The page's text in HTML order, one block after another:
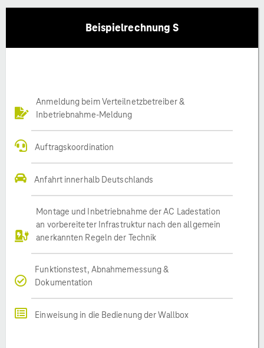
Beispielrechnung S
Anmeldung beim Verteilnetzbetreiber &
Inbetriebnahme-Meldung
Auftragskoordination
Anfahrt innerhalb Deutschlands
Montage und Inbetriebnahme der AC Ladestation
an vorbereiteter Infrastruktur nach den allgemein
anerkannten Regeln der Technik
Funktionstest, Abnahmemessung &
Dokumentation
Einweisung in die Bedienung der Wallbox